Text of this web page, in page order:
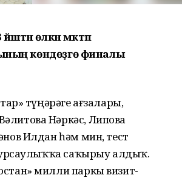
өлкән мәктәп
көндөҙгө финалы
түңәрәге ағзалары,
Нәркәс, Липова
Илдан һәм мин, тест
саҡырыу алдыҡ.
милли паркы визит-